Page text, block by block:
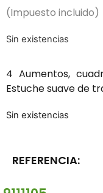
(Impuesto incluido)
Sin existencias
4 Aumentos,
Estuche suave de
Sin existencias
REFERENCIA: